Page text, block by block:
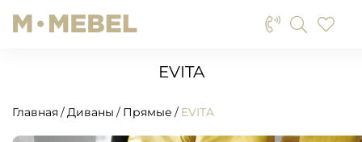
EVITA
Главная Диваны Прямые EVITA